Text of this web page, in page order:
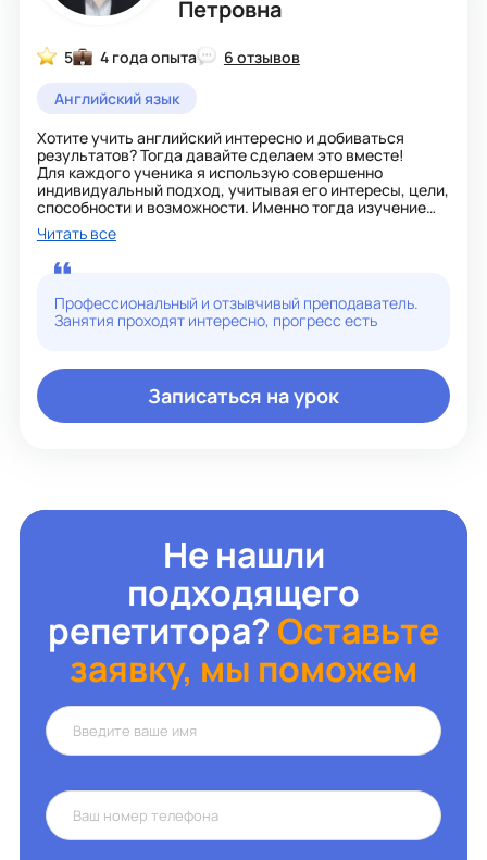
Петровна
5 4 года опыта
6 отзывов
Английский язык
Хотите учить английский интересно и добиваться
результатов? Тогда давайте сделаем это вместе!
Для каждого ученика я использую совершенно
индивидуальный подход, учитывая его интересы, цели,
способности и возможности. Именно тогда изучение
английского будет интересным и даст результат.
Я объясняю даже очень сложный материал просто и
красочно для детей разных возрастов.
Очень люблю общаться с детьми и подростками,
отлично понимаю насколько трудно изучать новый язык
и поэтому хочу помочь каждому ребенку достичь
успехов в освоении английского языка!
Читать все
Профессиональный и отзывчивый преподаватель.
Занятия проходят интересно, прогресс есть
Записаться на урок
Не нашли
подходящего
репетитора? Оставьте
заявку, мы поможем